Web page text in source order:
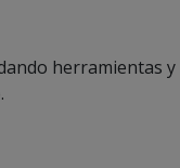
herramientas y